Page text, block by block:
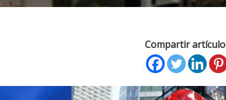
Compartir artículo